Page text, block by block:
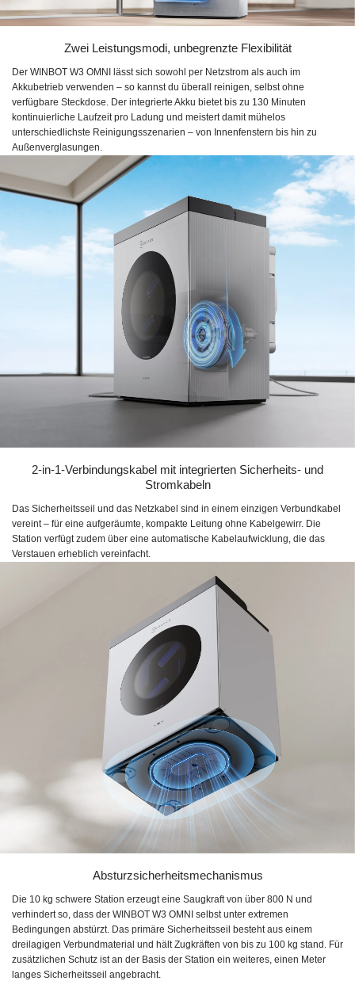
Zwei Leistungsmodi, unbegrenzte Flexibilität
Der WINBOT W3 OMNI lässt sich sowohl per Netzstrom als auch im
Akkubetrieb verwenden – so kannst du überall reinigen, selbst ohne
verfügbare Steckdose. Der integrierte Akku bietet bis zu 130 Minuten
kontinuierliche Laufzeit pro Ladung und meistert damit mühelos
unterschiedlichste Reinigungsszenarien – von Innenfenstern bis hin zu
Außenverglasungen.
2-in-1-Verbindungskabel mit integrierten Sicherheits- und
Stromkabeln
Das Sicherheitsseil und das Netzkabel sind in einem einzigen Verbundkabel
vereint – für eine aufgeräumte, kompakte Leitung ohne Kabelgewirr. Die
Station verfügt zudem über eine automatische Kabelaufwicklung, die das
Verstauen erheblich vereinfacht.
Absturzsicherheitsmechanismus
Die 10 kg schwere Station erzeugt eine Saugkraft von über 800 N und
verhindert so, dass der WINBOT W3 OMNI selbst unter extremen
Bedingungen abstürzt. Das primäre Sicherheitsseil besteht aus einem
dreilagigen Verbundmaterial und hält Zugkräften von bis zu 100 kg stand. Für
zusätzlichen Schutz ist an der Basis der Station ein weiteres, einen Meter
langes Sicherheitsseil angebracht.